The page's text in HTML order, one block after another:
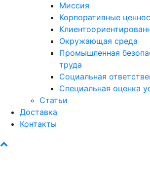
Миссия
Корпоративные
Окружающая среда
Промышленная
труда
Социальная
Специальная оценка
Статьи
Доставка
Контакты